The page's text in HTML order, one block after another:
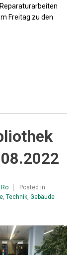
Freitag zu den
Posted in
, Technik, Gebäude